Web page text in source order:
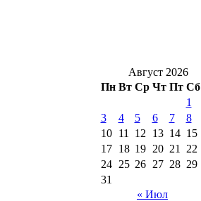
Август 2026
Пн Вт Ср Чт Пт Сб
1
3
4 5 6 7 8
10
11 12 13 14 15
17
18 19 20 21 22
24
25 26 27 28 29
31
« Июл